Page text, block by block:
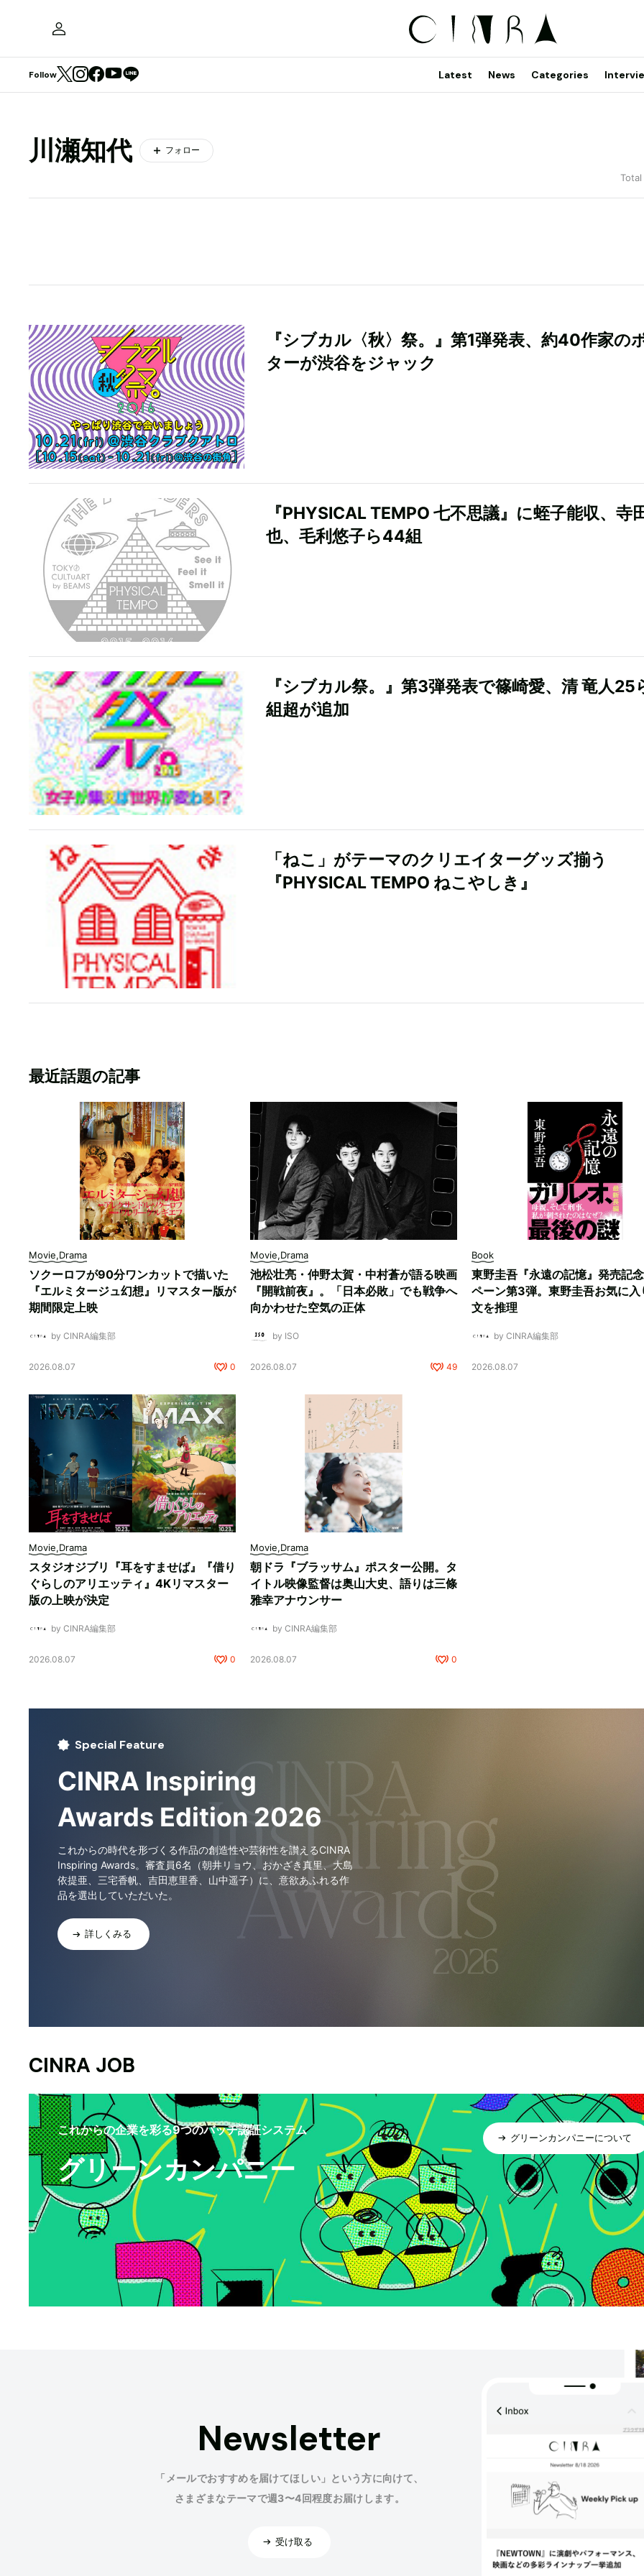
Follow Latest News Categories
川瀬知代 フォロー
『シブカル〈秋〉祭。』第1弾発表、約40作家の
ターが渋谷をジャック
『PHYSICAL TEMPO 七不思議』に蛭子能収、寺
也、毛利悠子ら44組
『シブカル祭。』第3弾発表で篠崎愛、清 竜人
組超が追加
「ねこ」がテーマのクリエイターグッズ揃う
『PHYSICAL TEMPO ねこやしき』
最近話題の記事
Movie,Drama
ソクーロフが90分ワンカットで描いた
『エルミタージュ幻想』リマスター版が
期間限定上映
by CINRA編集部
2026.08.07 0
Movie,Drama
池松壮亮・仲野太賀・中村蒼が語る映画
『開戦前夜』。「日本必敗」でも戦争へ
向かわせた空気の正体
by ISO
2026.08.07 49
Book
東野圭吾『永遠の記憶』発売記
ペーン第3弾。東野圭吾お気に入
文を推理
by CINRA編集部
2026.08.07
Movie,Drama
スタジオジブリ『耳をすませば』『借り
ぐらしのアリエッティ』4Kリマスター
版の上映が決定
by CINRA編集部
2026.08.07 0
Movie,Drama
朝ドラ『ブラッサム』ポスター公開。タ
イトル映像監督は奥山大史、語りは三條
雅幸アナウンサー
by CINRA編集部
2026.08.07 0
Special Feature
CINRA Inspiring
Awards Edition 2026
これからの時代を形づくる作品の創造性や芸術性を讃えるCINRA
Inspiring Awards。審査員6名（朝井リョウ、おかざき真里、大島
依提亜、三宅香帆、吉田恵里香、山中遥子）に、意欲あふれる作
品を選出していただいた。
詳しくみる
CINRA JOB
これからの企業を彩る9つのバッヂ認証システム
グリーンカンパニー
グリーンカンパニーについて
Newsletter
「メールでおすすめを届けてほしい」という方に向けて、
さまざまなテーマで週3〜4回程度お届けします。
受け取る